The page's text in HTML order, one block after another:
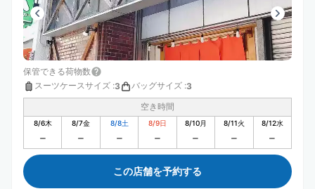
保管できる荷物数
スーツケースサイズ :3 バッグサイズ :3
空き時間
8/6木 8/7金 8/8土 8/9日 8/10月 8/11火 8/12水
この店舗を予約する